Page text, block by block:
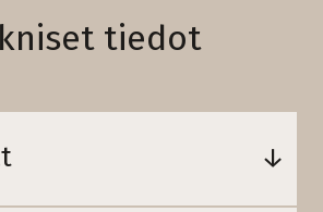
tiedot